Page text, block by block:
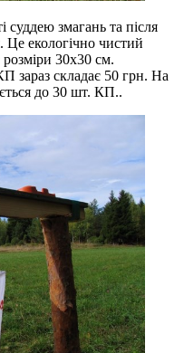
суддею змагань та після
Це екологічно чистий
30х30 см.
зараз складає 50 грн. На
до 30 шт. КП..